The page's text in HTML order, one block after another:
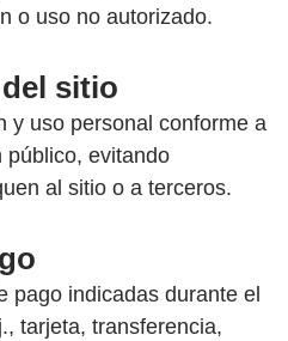
o uso no autorizado.
sitio
y uso personal conforme a
público, evitando
al sitio o a terceros.
pago indicadas durante el
tarjeta, transferencia,